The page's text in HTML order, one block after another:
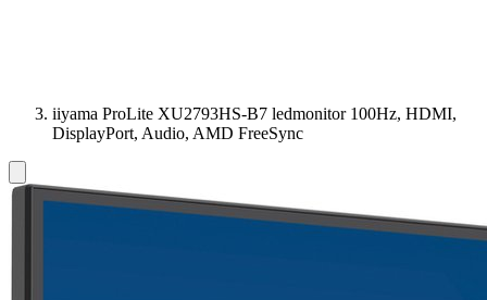
iiyama ProLite XU2793HS-B7 ledmonitor 100Hz, HDMI,
DisplayPort, Audio, AMD FreeSync